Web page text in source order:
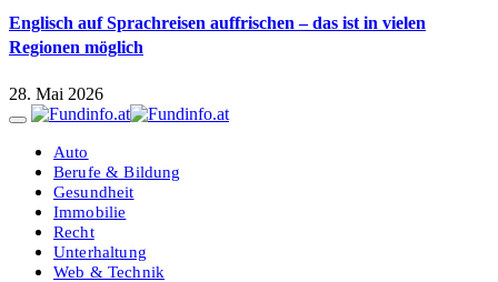
Englisch auf Sprachreisen auffrischen – das ist in vielen
Regionen möglich
28. Mai 2026
Auto
Berufe & Bildung
Gesundheit
Immobilie
Recht
Unterhaltung
Web & Technik